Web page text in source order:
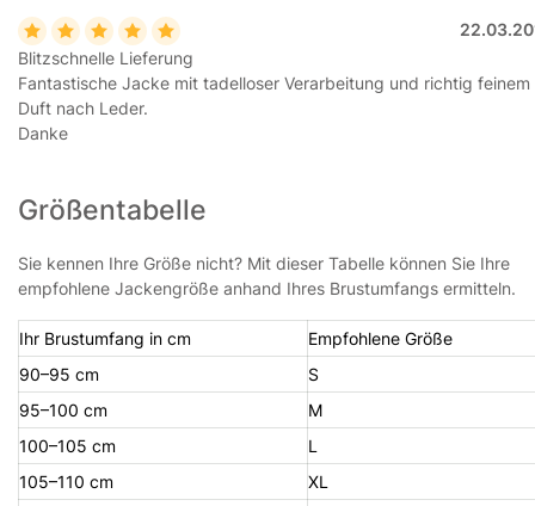
Blitzschnelle Lieferung
Fantastische Jacke mit tadelloser Verarbeitung und richtig feinem
Duft nach Leder.
Danke
Größentabelle
Sie kennen Ihre Größe nicht? Mit dieser Tabelle können Sie Ihre
empfohlene Jackengröße anhand Ihres Brustumfangs ermitteln.
Ihr Brustumfang in cm
Empfohlene Größe
90–95 cm
S
95–100 cm
M
100–105 cm
L
105–110 cm
XL